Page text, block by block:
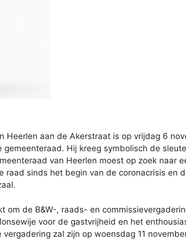
aan de Akerstraat is op vrijdag 6
Hij kreeg symbolisch de
van Heerlen moest op zoek naar
sinds het begin van de coronacrisis en
om de B&W-, raads- en
voor de gastvrijheid en het
zal zijn op woensdag 11